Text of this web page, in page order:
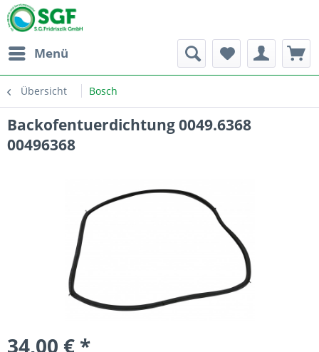
Menü
Übersicht Bosch
Backofentuerdichtung 0049.6368
00496368
34,00 € *